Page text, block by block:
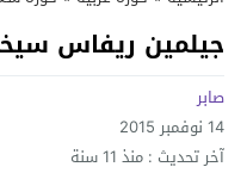
جيلمين ريفاس
صابر
14 نوفمبر 2015
آخر تحديث : منذ 11 سنة